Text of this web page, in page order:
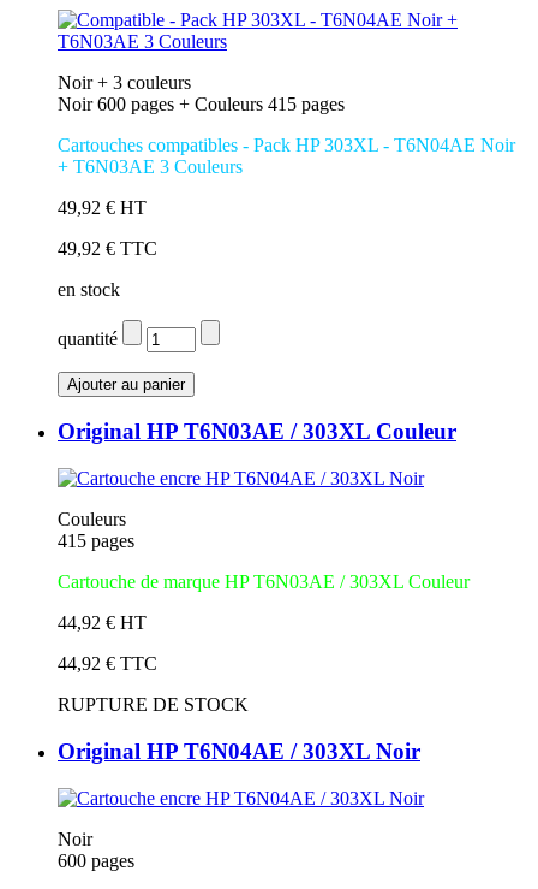
Noir + 3 couleurs
Noir 600 pages + Couleurs 415 pages
Cartouches compatibles - Pack HP 303XL - T6N04AE Noir
+ T6N03AE 3 Couleurs
49,92 € HT
49,92 € TTC
en stock
quantité
Original HP T6N03AE / 303XL Couleur
Couleurs
415 pages
Cartouche de marque HP T6N03AE / 303XL Couleur
44,92 € HT
44,92 € TTC
RUPTURE DE STOCK
Original HP T6N04AE / 303XL Noir
Noir
600 pages